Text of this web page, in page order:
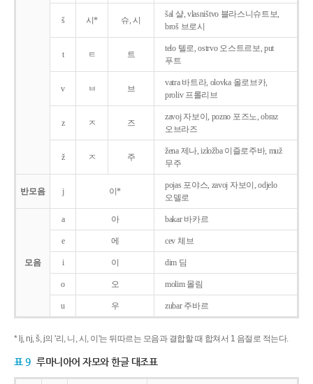
š 시* 슈, 시
šal 샬, vlasništvo 블라스니슈트보,
broš 브로시
t ㅌ 트
telo 텔로, ostrvo 오스트르보, put
푸트
v ㅂ 브
vatra 바트라, olovka 올로브카,
proliv 프롤리브
z ㅈ 즈
zavoj 자보이, pozno 포즈노, obraz
오브라즈
ž ㅈ 주
žena 제나, izložba 이즐로주바, muž
무주
반모음 j 이*
pojas 포야스, zavoj 자보이, odjelo
오델로
모음
a 아 bakar 바카르
e 에 cev 체브
i 이 dim 딤
o 오 molim 몰림
u 우 zubar 주바르
* lj, nj, š, j의 '리, 니, 시, 이'는 뒤따르는 모음과 결합할 때 합쳐서 1 음절로 적는다.
표 9 루마니아어 자모와 한글 대조표